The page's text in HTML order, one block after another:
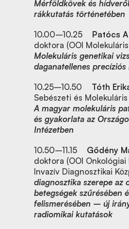
Mérföldkövek és
rákkutatás történetében
10.00–10.25
Patócs
doktora (OOI
Molekuláris genetikai
daganatellenes precíziós
10.25–10.50 Tóth
Sebészeti és
A magyar molekuláris
és gyakorlata az
Intézetben
10.50–11.15
Gődény
doktora (OOI Onkológiai
Invazív Diagnosztikai
diagnosztika szerepe az
betegségek szűrésében
felismerésében – új
radiomikai kutatások